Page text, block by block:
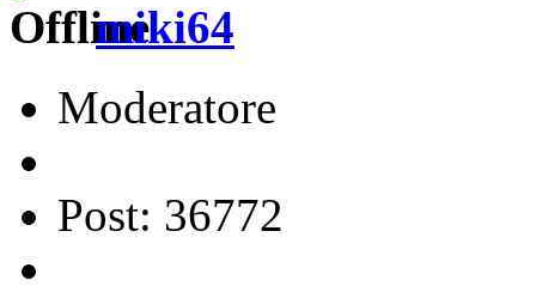
miki64
Moderatore
Post: 36772